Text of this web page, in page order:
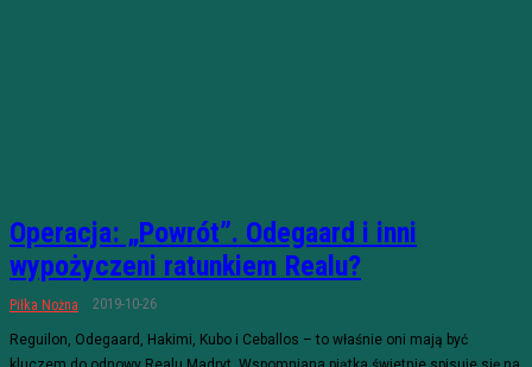
Operacja: „Powrót”. Odegaard i inni
wypożyczeni ratunkiem Realu?
Piłka Nożna 2019-10-26
Reguilon, Odegaard, Hakimi, Kubo i Ceballos – to właśnie oni mają być